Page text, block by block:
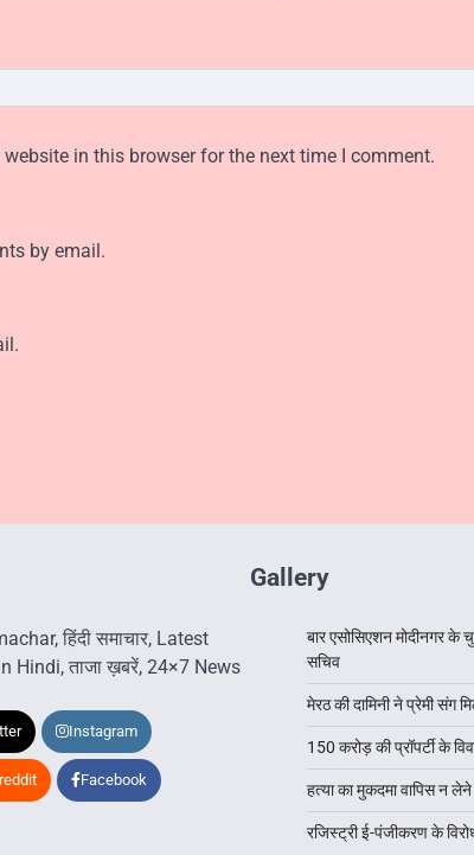
in this browser for the next time I comment.
by email.
हिंदी समाचार, Latest
Hindi, ताजा ख़बरें, 24×7 News
Instagram
reddit Facebook
Gallery
बार एसोसिएशन मोदीनगर के
सचिव
मेरठ की दामिनी ने प्रेमी संग
150 करोड़ की प्रॉपर्टी के
हत्या का मुकदमा वापिस न
रजिस्ट्री ई-पंजीकरण के